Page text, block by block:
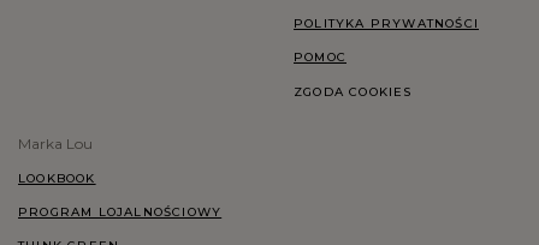
POLITYKA PRYWATNOŚCI
POMOC
ZGODA COOKIES
Marka Lou
LOOKBOOK
PROGRAM LOJALNOŚCIOWY